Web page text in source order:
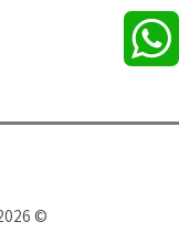
© 2026